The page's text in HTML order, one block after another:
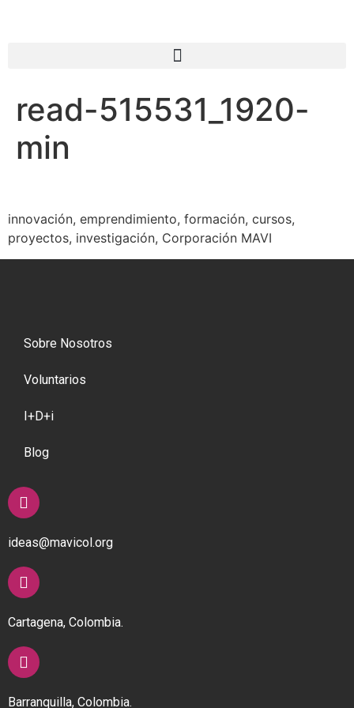
read-515531_1920-
min
innovación, emprendimiento, formación, cursos,
proyectos, investigación, Corporación MAVI
Sobre Nosotros
Voluntarios
I+D+i
Blog
ideas@mavicol.org
Cartagena, Colombia.
Barranquilla, Colombia.